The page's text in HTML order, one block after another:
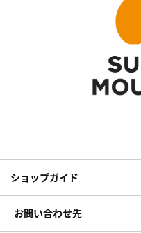
ショップガイド
お問い合わせ先